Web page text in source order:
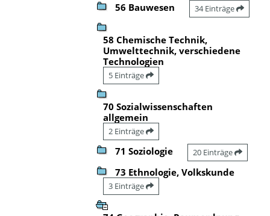
56 Bauwesen 34 Einträge
58 Chemische Technik,
Umwelttechnik, verschiedene
Technologien
5 Einträge
70 Sozialwissenschaften
allgemein
2 Einträge
71 Soziologie 20 Einträge
73 Ethnologie, Volkskunde
3 Einträge